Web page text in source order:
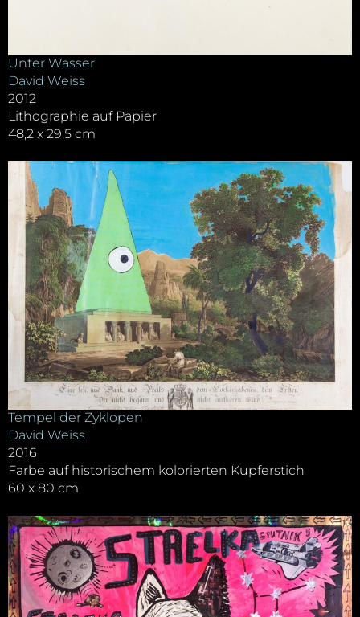
Unter Wasser
David Weiss
2012
Lithographie auf Papier
48,2 x 29,5 cm
Tempel der Zyklopen
David Weiss
2016
Farbe auf historischem kolorierten Kupferstich
60 x 80 cm